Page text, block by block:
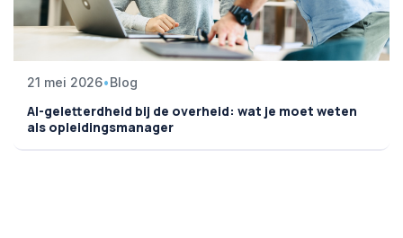
21 mei 2026•Blog
AI-geletterdheid bij de overheid: wat je moet weten
als opleidingsmanager